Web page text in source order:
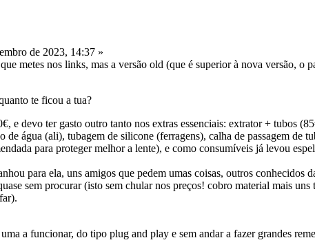
de 2023, 14:37 »
metes nos links, mas a versão old (que é superior à nova versão,
te ficou a tua?
e devo ter gasto outro tanto nos extras essenciais: extrator + tubos
de água (ali), tubagem de silicone (ferragens), calha de passagem de
para proteger melhor a lente), e como consumíveis já levou
para ela, uns amigos que pedem umas coisas, outros conhecidos
sem procurar (isto sem chular nos preços! cobro material mais
a funcionar, do tipo plug and play e sem andar a fazer grandes